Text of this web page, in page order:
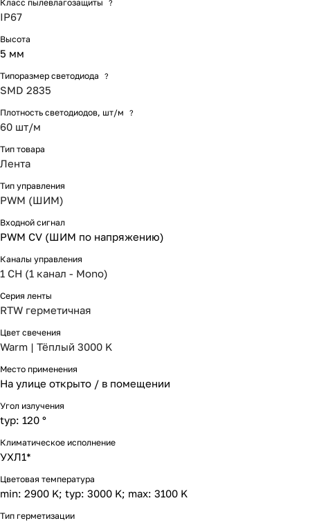
Класс пылевлагозащиты ?
IP67
Высота
5 мм
Типоразмер светодиода ?
SMD 2835
Плотность светодиодов, шт/м ?
60 шт/м
Тип товара
Лента
Тип управления
PWM (ШИМ)
Входной сигнал
PWM СV (ШИМ по напряжению)
Каналы управления
1 CH (1 канал - Mono)
Серия ленты
RTW герметичная
Цвет свечения
Warm | Тёплый 3000 K
Место применения
На улице открыто / в помещении
Угол излучения
typ: 120 °
Климатическое исполнение
УХЛ1*
Цветовая температура
min: 2900 K; typ: 3000 K; max: 3100 K
Тип герметизации